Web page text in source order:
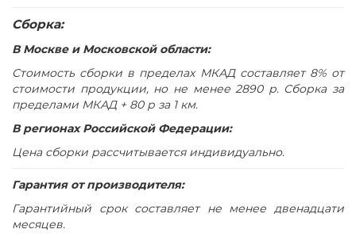
Сборка:
В Москве и Московской области:
Стоимость сборки в пределах МКАД составляет 8% от
стоимости продукции, но не менее 2890 р. Сборка за
пределами МКАД + 80 р за 1 км.
В регионах Российской Федерации:
Цена сборки рассчитывается индивидуально.
Гарантия от производителя:
Гарантийный срок составляет не менее двенадцати
месяцев.